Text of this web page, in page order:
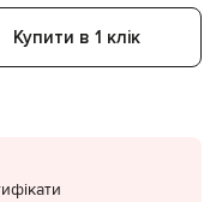
Купити в 1 клік